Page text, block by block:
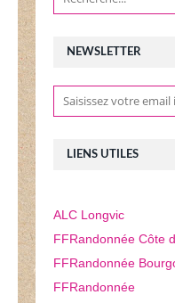
NEWSLETTER
LIENS UTILES
ALC Longvic
FFRandonnée Côte
FFRandonnée
FFRandonnée